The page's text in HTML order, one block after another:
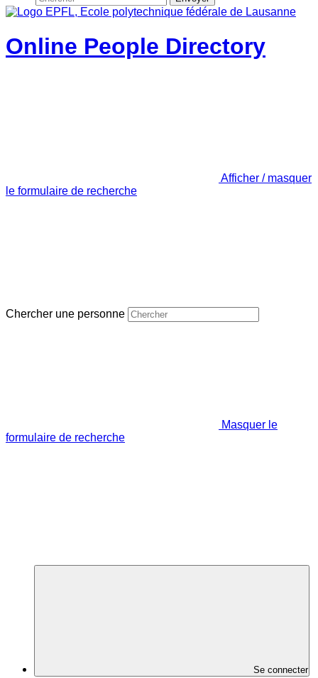
Online People Directory
Afficher / masquer
le formulaire de recherche
Chercher une personne
Masquer le
formulaire de recherche
Se connecter